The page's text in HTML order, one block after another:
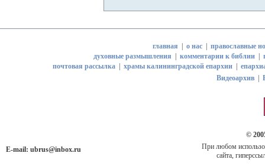
главная о нас| православные
духовные размышления
комментарии к библии
почтовая рассылка| храмы калининградской епархии|
Видеоархив
E-mail: ubrus@inbox.ru
©
При любом
сайта,